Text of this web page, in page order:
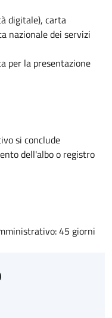
digitale), carta
nazionale dei servizi
per la presentazione
si conclude
dell'albo o registro
45 giorni